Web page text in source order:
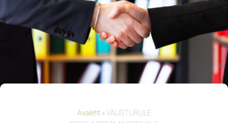
Avaleht»VÄLISTURULE